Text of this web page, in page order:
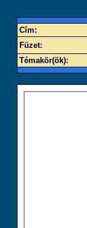
Cím:
Füzet:
Témakör(ök):